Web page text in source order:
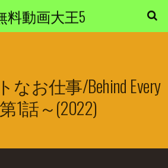
料動画大王5
お仕事/Behind Every
1話～(2022)